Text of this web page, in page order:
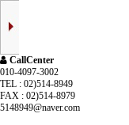
CallCenter
010-4097-3002
TEL : 02)514-8949
FAX : 02)514-8979
5148949@naver.com